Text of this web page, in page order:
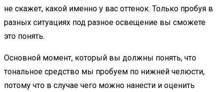
не скажет, какой именно у вас оттенок. Только пробуя в
разных ситуациях под разное освещение вы сможете
это понять.
Основной момент, который вы должны понять, что
тональное средство мы пробуем по нижней челюсти,
потому что в случае чего можно нанести и оценить